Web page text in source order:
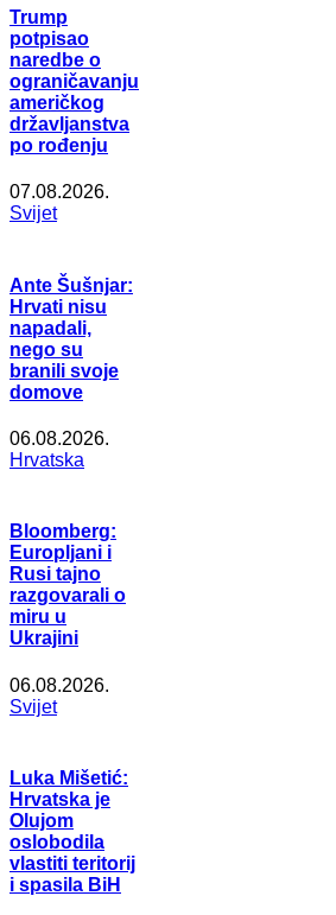
Trump
potpisao
naredbe o
ograničavanju
američkog
državljanstva
po rođenju
07.08.2026.
Svijet
Ante Šušnjar:
Hrvati nisu
napadali,
nego su
branili svoje
domove
06.08.2026.
Hrvatska
Bloomberg:
Europljani i
Rusi tajno
razgovarali o
miru u
Ukrajini
06.08.2026.
Svijet
Luka Mišetić:
Hrvatska je
Olujom
oslobodila
vlastiti teritorij
i spasila BiH